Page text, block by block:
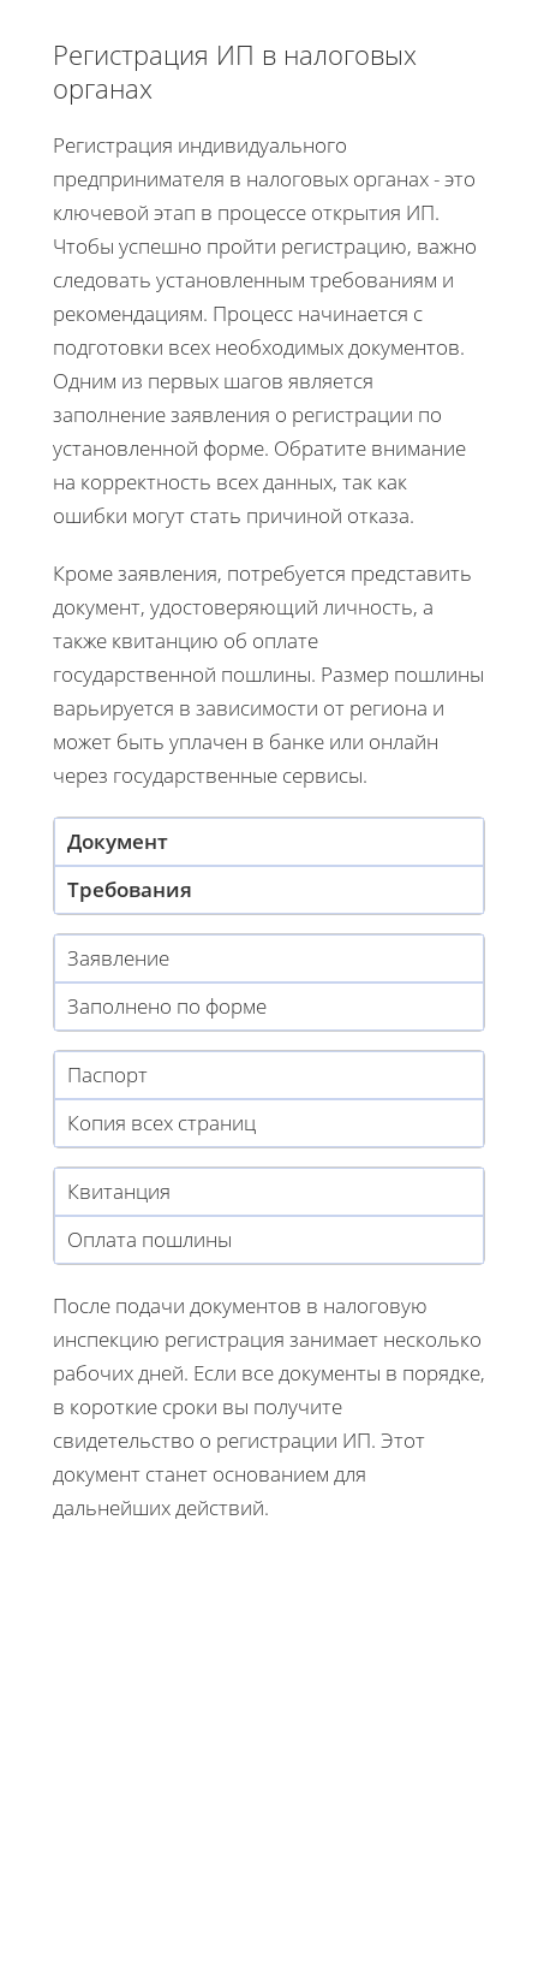
Регистрация ИП в налоговых
органах
Регистрация индивидуального
предпринимателя в налоговых органах - это
ключевой этап в процессе открытия ИП.
Чтобы успешно пройти регистрацию, важно
следовать установленным требованиям и
рекомендациям. Процесс начинается с
подготовки всех необходимых документов.
Одним из первых шагов является
заполнение заявления о регистрации по
установленной форме. Обратите внимание
на корректность всех данных, так как
ошибки могут стать причиной отказа.
Кроме заявления, потребуется представить
документ, удостоверяющий личность, а
также квитанцию об оплате
государственной пошлины. Размер пошлины
варьируется в зависимости от региона и
может быть уплачен в банке или онлайн
через государственные сервисы.
Документ
Требования
Заявление
Заполнено по форме
Паспорт
Копия всех страниц
Квитанция
Оплата пошлины
После подачи документов в налоговую
инспекцию регистрация занимает несколько
рабочих дней. Если все документы в порядке,
в короткие сроки вы получите
свидетельство о регистрации ИП. Этот
документ станет основанием для
дальнейших действий.